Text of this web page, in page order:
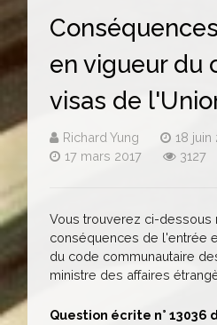
en vigueur du
visas de
Richard Yung 18 juin
17 mars 2017
3127
Vous trouverez ci-dessous
conséquences de l'entrée
du code communautaire
ministre des affaires
Question écrite n° 13036